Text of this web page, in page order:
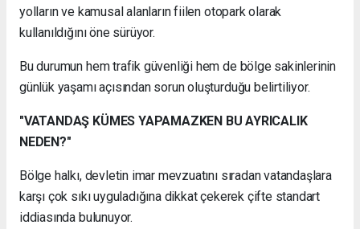
yolların ve kamusal alanların fiilen otopark olarak
kullanıldığını öne sürüyor.
Bu durumun hem trafik güvenliği hem de bölge sakinlerinin
günlük yaşamı açısından sorun oluşturduğu belirtiliyor.
"VATANDAŞ KÜMES YAPAMAZKEN BU AYRICALIK
NEDEN?"
Bölge halkı, devletin imar mevzuatını sıradan vatandaşlara
karşı çok sıkı uyguladığına dikkat çekerek çifte standart
iddiasında bulunuyor.